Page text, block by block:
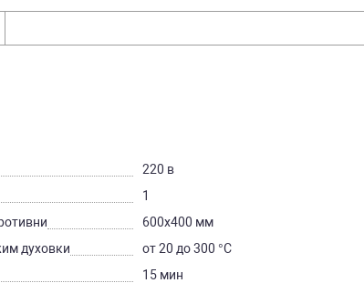
220 в
1
600х400 мм
духовки
от 20 до 300 °С
15 мин